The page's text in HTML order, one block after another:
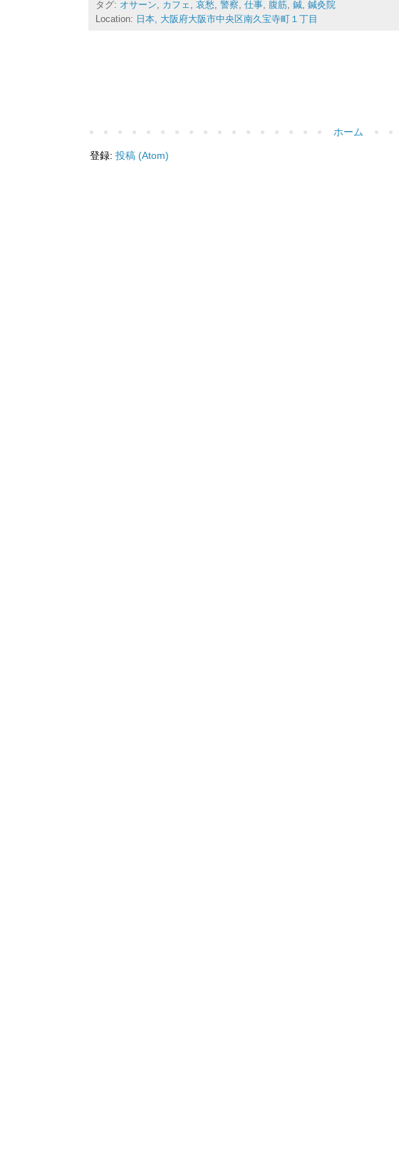
タグ: オサーン, カフェ , 哀愁, 警察, 仕事, 腹筋, 鍼, 鍼灸院
Location: 日本, 大阪府大阪市中央区南久宝寺町１丁目
ホーム
登録: 投稿 (Atom)